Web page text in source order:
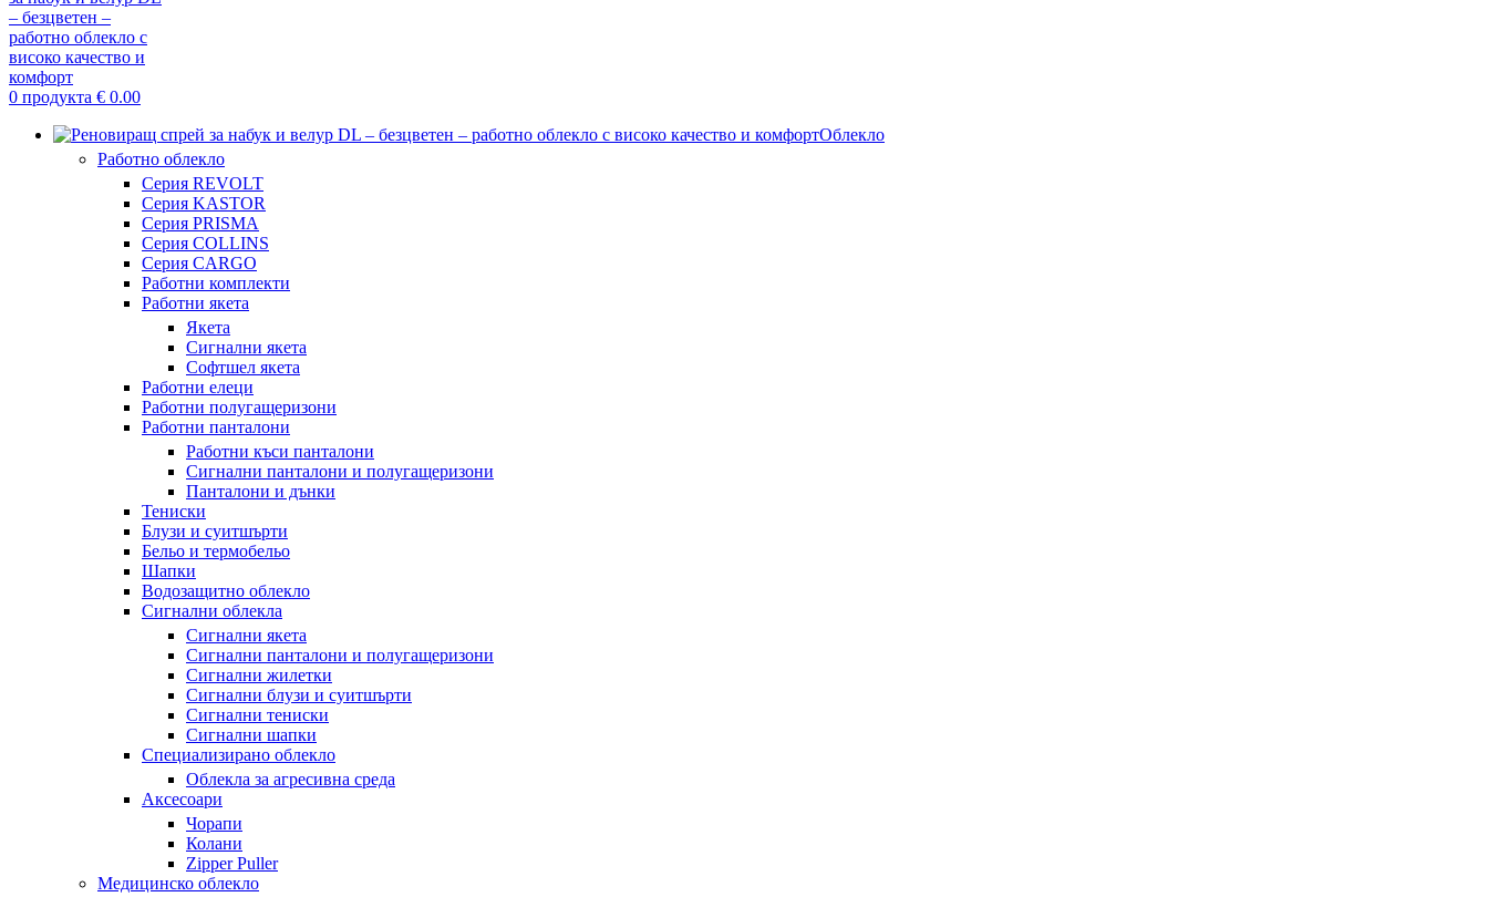
0 продукта € 0.00
Облекло
Работно облекло
Серия REVOLT
Серия KASTOR
Серия PRISMA
Серия COLLINS
Серия CARGO
Работни комплекти
Работни якета
Якета
Сигнални якета
Софтшел якета
Работни елеци
Работни полугащеризони
Работни панталони
Работни къси панталони
Сигнални панталони и полугащеризони
Панталони и дънки
Тениски
Блузи и суитшърти
Бельо и термобельо
Шапки
Водозащитно облекло
Сигнални облекла
Сигнални якета
Сигнални панталони и полугащеризони
Сигнални жилетки
Сигнални блузи и суитшърти
Сигнални тениски
Сигнални шапки
Специализирано облекло
Облекла за агресивна среда
Аксесоари
Чорапи
Колани
Zipper Puller
Медицинско облекло